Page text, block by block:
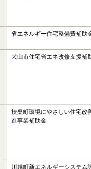
省エネルギー住宅整備費補助
犬山市住宅省エネ改修支援補
扶桑町環境にやさしい住宅改
進事業補助金
川越町新エネルギーシステム